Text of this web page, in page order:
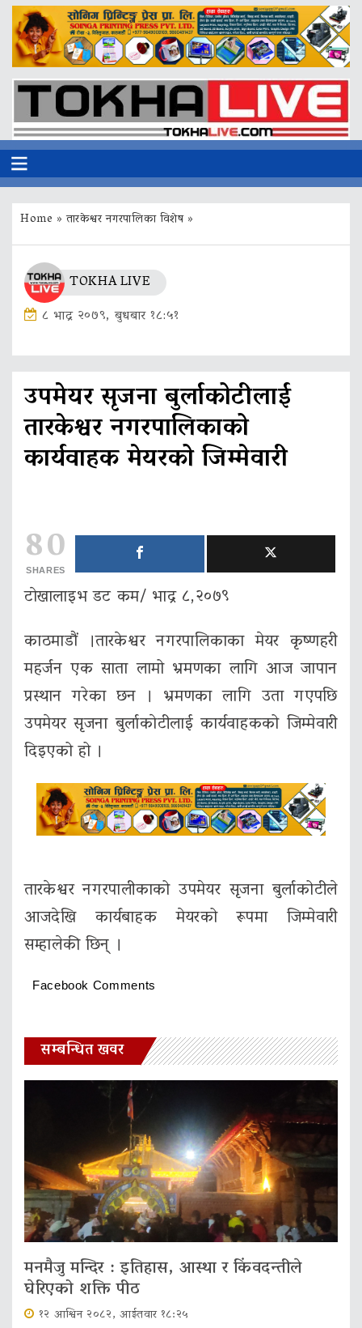
Home »तारकेश्वर नगरपालिका विशेष»
TOKHA LIVE
८ भाद्र २०७९, बुधबार १८:५१
उपमेयर सृजना बुर्लाकोटीलाई
तारकेश्वर नगरपालिकाको
कार्यवाहक मेयरको जिम्मेवारी
80
SHARES
टाेखालाइभ डट कम/ भाद्र ८,२०७९
काठमाडौं ।तारकेश्वर नगरपालिकाका मेयर कृष्णहरी
महर्जन एक साता लामो भ्रमणका लागि आज जापान
प्रस्थान गरेका छन । भ्रमणका लागि उता गएपछि
उपमेयर सृजना बुर्लाकाेटीलाई कार्यवाहकको जिम्मेवारी
दिइएको हो ।
तारकेश्वर नगरपालीकाको उपमेयर सृजना बुर्लाकोटीले
आजदेखि कार्यबाहक मेयरको रूपमा जिम्मेवारी
सम्हालेकी छिन् ।
Facebook Comments
सम्बन्धित खवर
मनमैजु मन्दिर : इतिहास, आस्था र किंवदन्तीले
घेरिएको शक्ति पीठ
१२ आश्विन २०८२, आईतवार १८:२५